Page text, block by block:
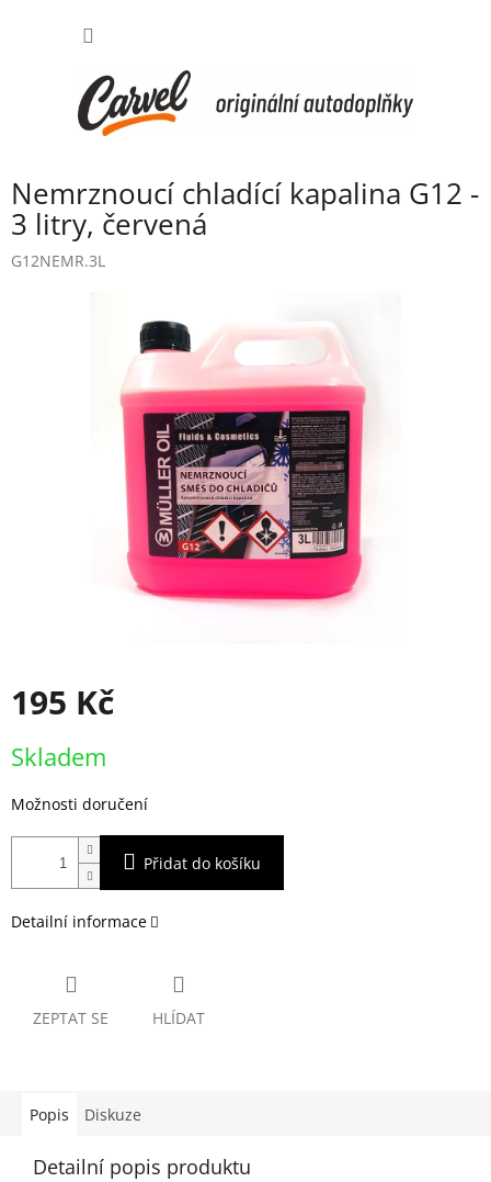
Nemrznoucí chladící kapalina G12 -
3 litry, červená
G12NEMR.3L
195 Kč
cena:
Skladem
Možnosti doručení
Přidat do košíku
Detailní informace
ZEPTAT SE HLÍDAT
Popis Diskuze
Detailní popis produktu